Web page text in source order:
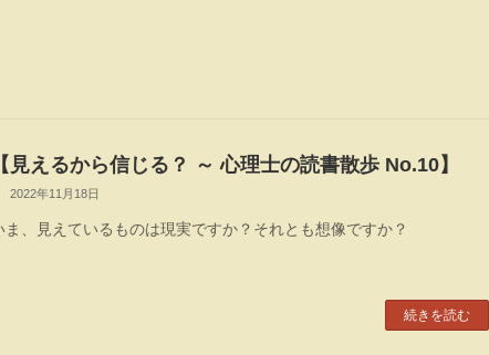
【見えるから信じる？ ～ 心理士の読書散歩 No.10】
2022年11月18日
ま、見えているものは現実ですか？それとも想像ですか？
続きを読む